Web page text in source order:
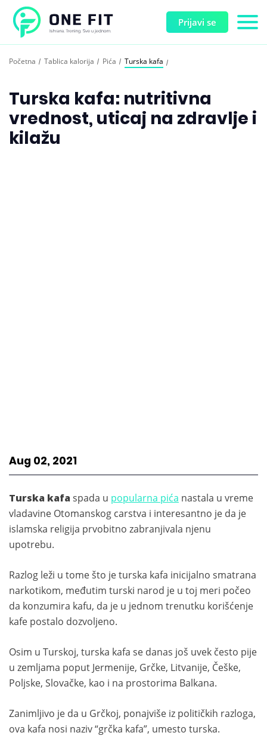
Prijavi se
Početna Tablica kalorija Pića Turska kafa
Turska kafa: nutritivna
vrednost, uticaj na zdravlje i
kilažu
Aug 02, 2021
Turska kafaspada u popularna pića nastala u vreme
vladavine Otomanskog carstva i interesantno je da je
islamska religija prvobitno zabranjivala njenu
upotrebu.
Razlog leži u tome što je turska kafa inicijalno smatrana
narkotikom, međutim turski narod je u toj meri počeo
da konzumira kafu, da je u jednom trenutku korišćenje
kafe postalo dozvoljeno.
Osim u Turskoj, turska kafa se danas još uvek često pije
u zemljama poput Jermenije, Grčke, Litvanije, Češke,
Poljske, Slovačke, kao i na prostorima Balkana.
Zanimljivo je da u Grčkoj, ponajviše iz političkih razloga,
ova kafa nosi naziv “grčka kafa”, umesto turska.